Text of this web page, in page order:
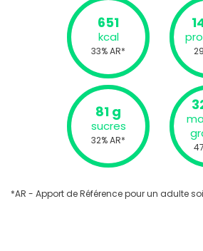
651
kcal
33% AR*
81 g
sucres
32% AR*
*AR - Apport de Référence pour un adulte